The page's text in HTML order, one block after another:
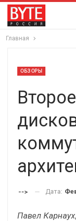
Главная
ОБЗОРЫ
--> Дата:
Павел Карнаух,